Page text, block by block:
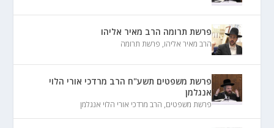
פרשת תרומה הרב מאיר אליהו
הרב מאיר אליהו, פרשת תרומה
פרשת משפטים תשע"ח הרב מרדכי אורי הלוי
אנגלמן
פרשת משפטים, הרב מרדכי אורי הלוי אנגלמן